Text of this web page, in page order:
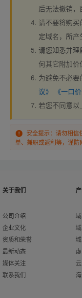
后无法撤销，
请不要将购
定域名，所产
请您知悉并理
何其它附加
为避免不必
议》
《一口
若您不同意
安全提示：请勿相信
单、兼职或返利等，谨防
关于我们
公司介绍
企业文化
资质和荣誉
最新动态
媒体关注
联系我们